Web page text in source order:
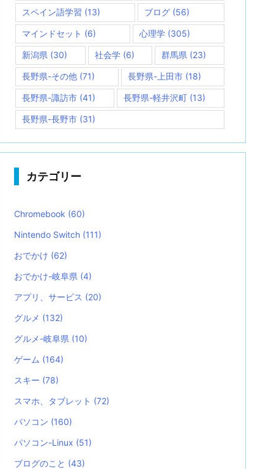
スペイン語学習 (13) ブログ (56)
マインドセット (6) 心理学 (305)
新潟県 (30) 社会学(6) 群馬県 (23)
長野県-その他 (71) 長野県-上田市(18)
長野県-諏訪市 (41) 長野県-軽井沢町 (13)
長野県-長野市 (31)
カテゴリー
Chromebook (60)
Nintendo Switch (111)
おでかけ (62)
おでかけ-岐阜県 (4)
アプリ、サービス (20)
グルメ (132)
グルメ-岐阜県 (10)
ゲーム (164)
スキー (78)
スマホ、タブレット (72)
パソコン (160)
パソコン-Linux (51)
ブログのこと (43)